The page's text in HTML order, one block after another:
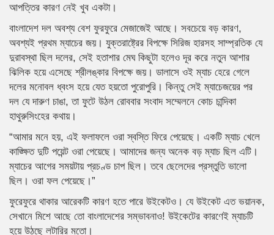
আপত্তির কারণ নেই খুব একটা।
বাংলাদেশ দল অবশ্য বেশ ফুরফুরে মেজাজেই আছে। সবচেয়ে বড় কারণ,
অবশ্যই প্রথম ম্যাচের জয়। যুক্তরাষ্ট্রের বিপক্ষে সিরিজ হারসহ সাম্প্রতিক যে
দুরাবস্থা ছিল দলের, সেই হতাশার মেঘ কিছুটা হলেও দূর করে নতুন আশার
ঝিলিক হয়ে এসেছে শ্রীলঙ্কার বিপক্ষে জয়। ডালাসে ওই ম্যাচ হেরে গেলে
দলের মনোবল ধ্বংস হয়ে যেত হয়তো পুরোপুরি। কিন্তু সেই ম্যাচেজয়ের পর
দল যে দারুণ চাঙা, তা ফুটে উঠল রোববার সংবাদ সম্মেলনে কোচ চান্দিকা
হাথুরুসিংহের কথায়।
“আমার মনে হয়, এই ফলাফলে ওরা স্বস্তি ফিরে পেয়েছে। একটি ম্যাচ খেলে
কাঙ্ক্ষিত দুটি পয়েন্ট ওরা পেয়েছে। আমাদের জন্য অনেক বড় ম্যাচ ছিল এটি।
ম্যাচের আগের সময়টায় প্রচণ্ড চাপ ছিল। তবে ছেলেদের প্রস্তুতি ভালো
ছিল। ওরা ফল পেয়েছে।”
ফুরেফুরে থাকার আরেকটি কারণ হতে পারে উইকেটও। যে উইকেট এত ভয়ানক,
সেখানে মিশে আছে তো বাংলাদেশের সম্ভাবনাও! উইকেটের কারণেই ম্যাচটি
হয়ে উঠছে লটারির মতো।